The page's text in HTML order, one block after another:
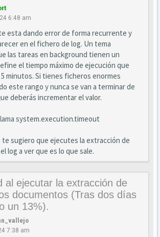
6:48 am
esta dando error de forma recurrente y
en el fichero de log. Un tema
las tareas en background tienen un
el tiempo máximo de ejecución que
minutos. Si tienes ficheros enormes
este rango y nunca se van a terminar de
deberás incrementar el valor.
system.execution.timeout
sugiero que ejecutes la extracción de
log a ver que es lo que sale.
al ejecutar la extracción de
documentos (Tras dos días
un 13%).
7:38 am